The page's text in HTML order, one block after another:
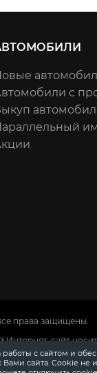
с
права защищены.
сайт
Кодекса
Авто. Для
с сайтом и
сайта. Cookie